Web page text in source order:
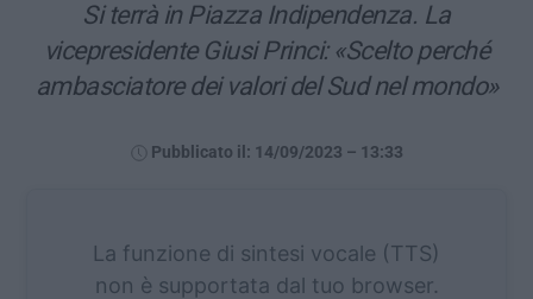
Si terrà in Piazza Indipendenza. La
vicepresidente Giusi Princi: «Scelto perché
ambasciatore dei valori del Sud nel mondo»
Pubblicato il: 14/09/2023 – 13:33
La funzione di sintesi vocale (TTS)
non è supportata dal tuo browser.